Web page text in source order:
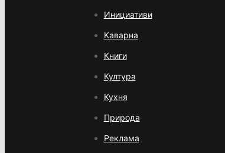
Инициативи
Каварна
Книги
Култура
Кухня
Природа
Реклама